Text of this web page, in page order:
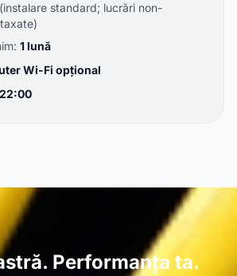
(instalare standard; lucrări non-
1 lună
Wi-Fi opțional
Performanța ta.